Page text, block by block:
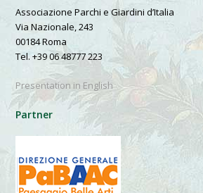
Associazione Parchi e Giardini d’Italia
Via Nazionale, 243
00184 Roma
Tel. +39 06 48777 223
Presentation in English
Partner